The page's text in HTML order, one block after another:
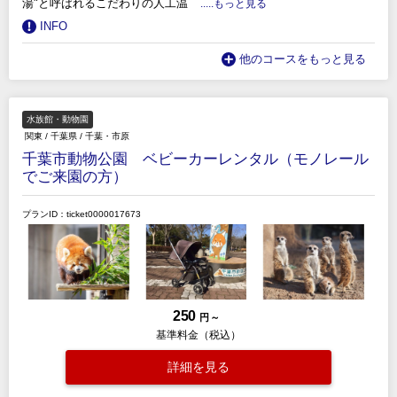
湯"と呼ばれるこだわりの人工温 .....もっと見る
INFO
他のコースをもっと見る
水族館・動物園
関東 / 千葉県 / 千葉・市原
千葉市動物公園 ベビーカーレンタル（モノレール
でご来園の方）
プランID：ticket0000017673
250 円 ～
基準料金（税込）
詳細を見る